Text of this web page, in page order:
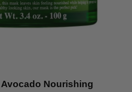
Nourishing